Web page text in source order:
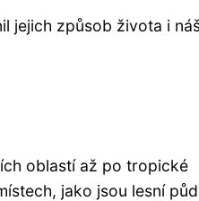
jejich způsob života i
oblastí až po tropické
jako jsou lesní